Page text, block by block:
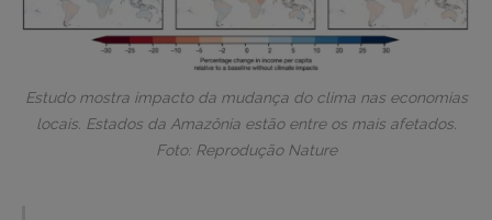
Estudo mostra impacto da mudança do clima nas economias
locais. Estados da Amazônia estão entre os mais afetados.
Foto: Reprodução Nature